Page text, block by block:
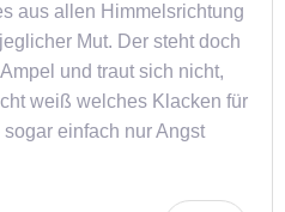
aus allen Himmelsrichtung
Mut. Der steht doch
und traut sich nicht,
weiß welches Klacken für
einfach nur Angst